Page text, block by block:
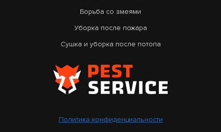
Борьба со змеями
Уборка после пожара
Сушка и уборка после потопа
Политика конфиденциальности